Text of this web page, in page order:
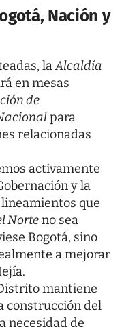
Nación y
laAlcaldía
en mesas
de
para
relacionadas
activamente
y la
que
Norteno sea
Bogotá, sino
a mejorar
mantiene
construcción del
necesidad de